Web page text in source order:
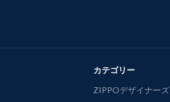
カテゴリー
ZIPPOデザイナーズ